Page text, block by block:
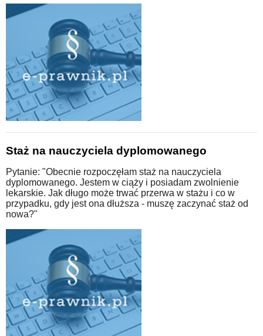
Staż na nauczyciela dyplomowanego
Pytanie: "Obecnie rozpoczęłam staż na nauczyciela
dyplomowanego. Jestem w ciąży i posiadam zwolnienie
lekarskie. Jak długo może trwać przerwa w stażu i co w
przypadku, gdy jest ona dłuższa - muszę zaczynać staż od
nowa?"